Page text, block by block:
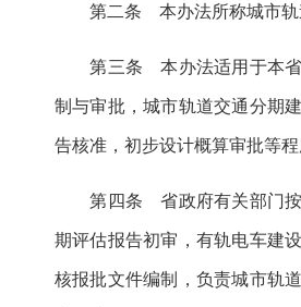
第二条 本办法所称城市轨
第三条 本办法适用于本省行
制与审批，城市轨道交通分期
告核准，初步设计概算审批等程
第四条 省政府有关部门按照
期评估报告初审，有轨电车建
核报批文件编制，负责城市轨